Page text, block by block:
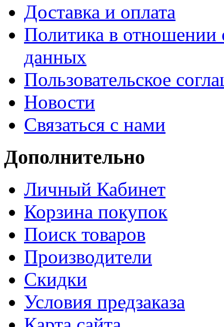
Доставка и оплата
Политика в отношении
данных
Пользовательское
Новости
Связаться с нами
Дополнительно
Личный Кабинет
Корзина покупок
Поиск товаров
Производители
Скидки
Условия предзаказа